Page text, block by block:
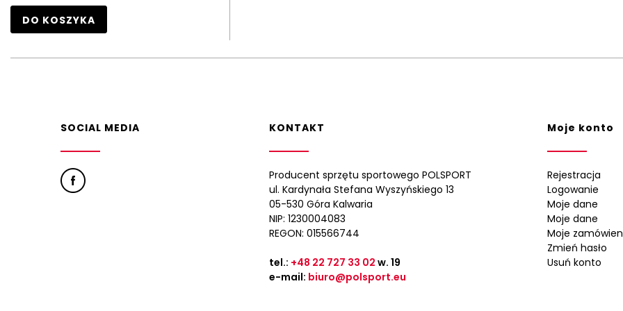
DO KOSZYKA
SOCIAL MEDIA KONTAKT
Producent sprzętu sportowego POLSPORT
ul. Kardynała Stefana Wyszyńskiego 13
05-530 Góra Kalwaria
NIP: 1230004083
REGON: 015566744
tel.: +48 22 727 33 02 w. 19
e-mail: biuro@polsport.eu
Moje konto
Rejestracja
Logowanie
Moje dane
Moje dane
Moje
Zmień hasło
Usuń konto